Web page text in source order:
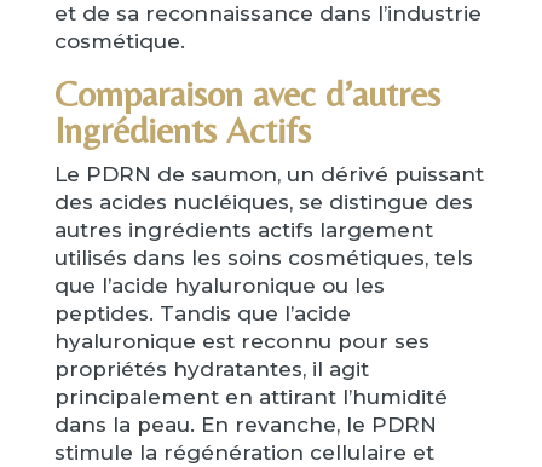
et de sa reconnaissance dans l’industrie
cosmétique.
Comparaison avec d’autres
Ingrédients Actifs
Le PDRN de saumon, un dérivé puissant
des acides nucléiques, se distingue des
autres ingrédients actifs largement
utilisés dans les soins cosmétiques, tels
que l’acide hyaluronique ou les
peptides. Tandis que l’acide
hyaluronique est reconnu pour ses
propriétés hydratantes, il agit
principalement en attirant l’humidité
dans la peau. En revanche, le PDRN
stimule la régénération cellulaire et